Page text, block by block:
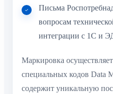
Письма
вопросам
интеграции с 1С и
Маркировка
специальных кодов Data
содержит уникальную